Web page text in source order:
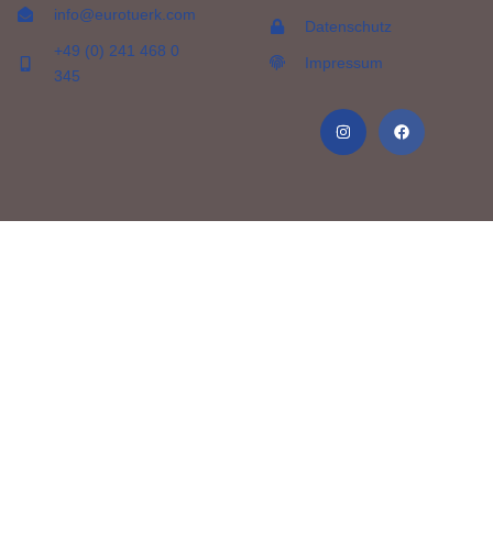
info@eurotuerk.com
+49 (0) 241 468 0
345
Datenschutz
Impressum